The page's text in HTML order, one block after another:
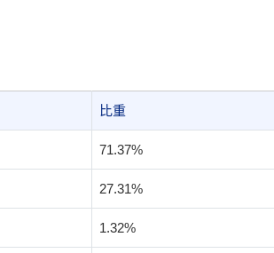
比重
71.37%
27.31%
1.32%